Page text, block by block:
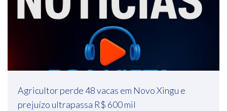
Agricultor perde 48 vacas em Novo Xingu e
prejuízo ultrapassa R$ 600 mil